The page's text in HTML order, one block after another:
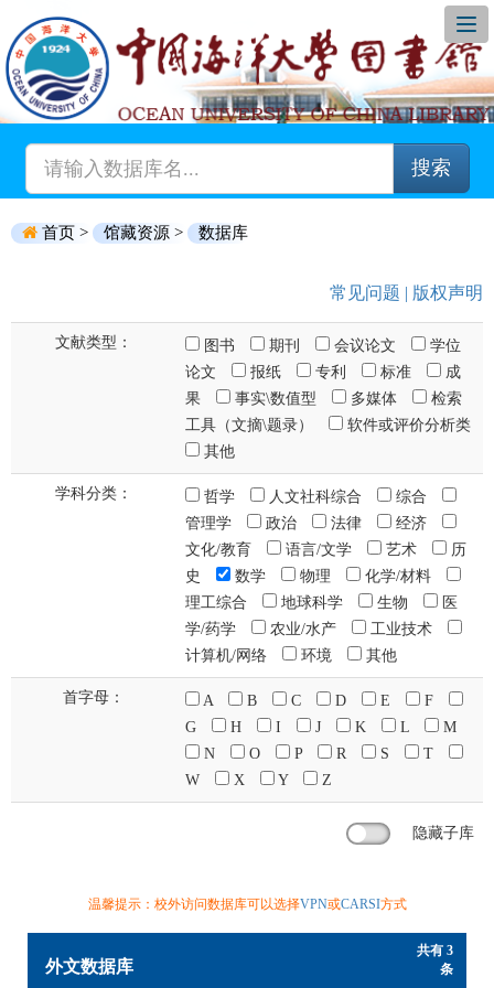
搜索
首页 > 馆藏资源 > 数据库
常见问题 | 版权声明
文献类型： 图书 期刊 会议论文
学位
论文
报纸 专利 标准
成
果
事实\数值型 多媒体
检索
工具（文摘\题录）
软件或评价分析类
其他
学科分类： 哲学 人文社科综合
综合
管理学
政治 法律
经济
文化/教育
语言/文学 艺术
历
史
数学 物理
化学/材料
理工综合
地球科学 生物
医
学/药学
农业/水产
工业技术
计算机/网络
环境 其他
首字母： A B C D E
F
G
H I J K L
M
N
O P R S
T
W
X Y Z
隐藏子库
温馨提示：校外访问数据库可以选择VPN或CARSI方式
外文数据库
共有 3
条